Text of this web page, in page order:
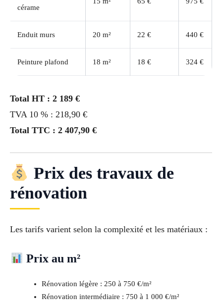
cérame
Enduit murs 20 m² 22 € 440 €
Peinture plafond 18 m² 18 € 324 €
Total HT : 2 189 €
TVA 10 % : 218,90 €
Total TTC : 2 407,90 €
Prix des travaux de
rénovation
Les tarifs varient selon la complexité et les matériaux :
Prix au m²
Rénovation légère : 250 à 750 €/m²
Rénovation intermédiaire : 750 à 1 000 €/m²